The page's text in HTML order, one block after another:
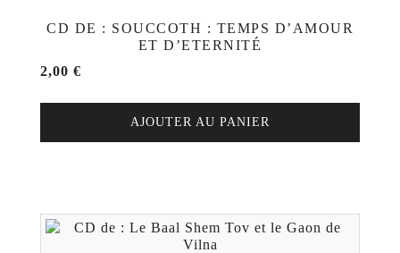
CD DE : SOUCCOTH : TEMPS D’AMOUR
ET D’ETERNITÉ
2,00 €
AJOUTER AU PANIER